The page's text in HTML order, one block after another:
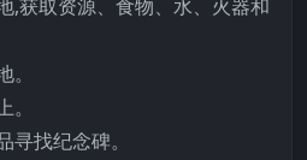
,获取资源、食物、水、火器和
寻找纪念碑。